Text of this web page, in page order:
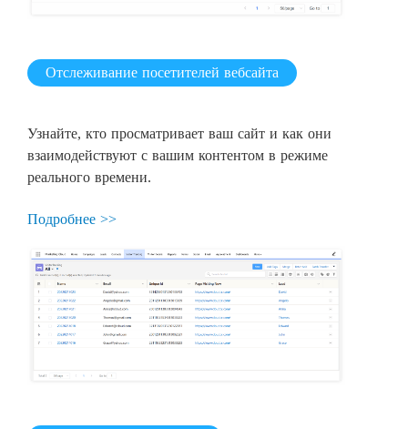
Отслеживание посетителей вебсайта
Узнайте, кто просматривает ваш сайт и как они
взаимодействуют с вашим контентом в режиме
реального времени.
Подробнее >>